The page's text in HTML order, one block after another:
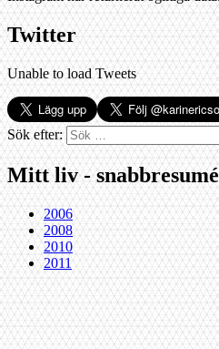
Twitter
Unable to load Tweets
Sök efter:
Mitt liv - snabbresumé
2006
2008
2010
2011